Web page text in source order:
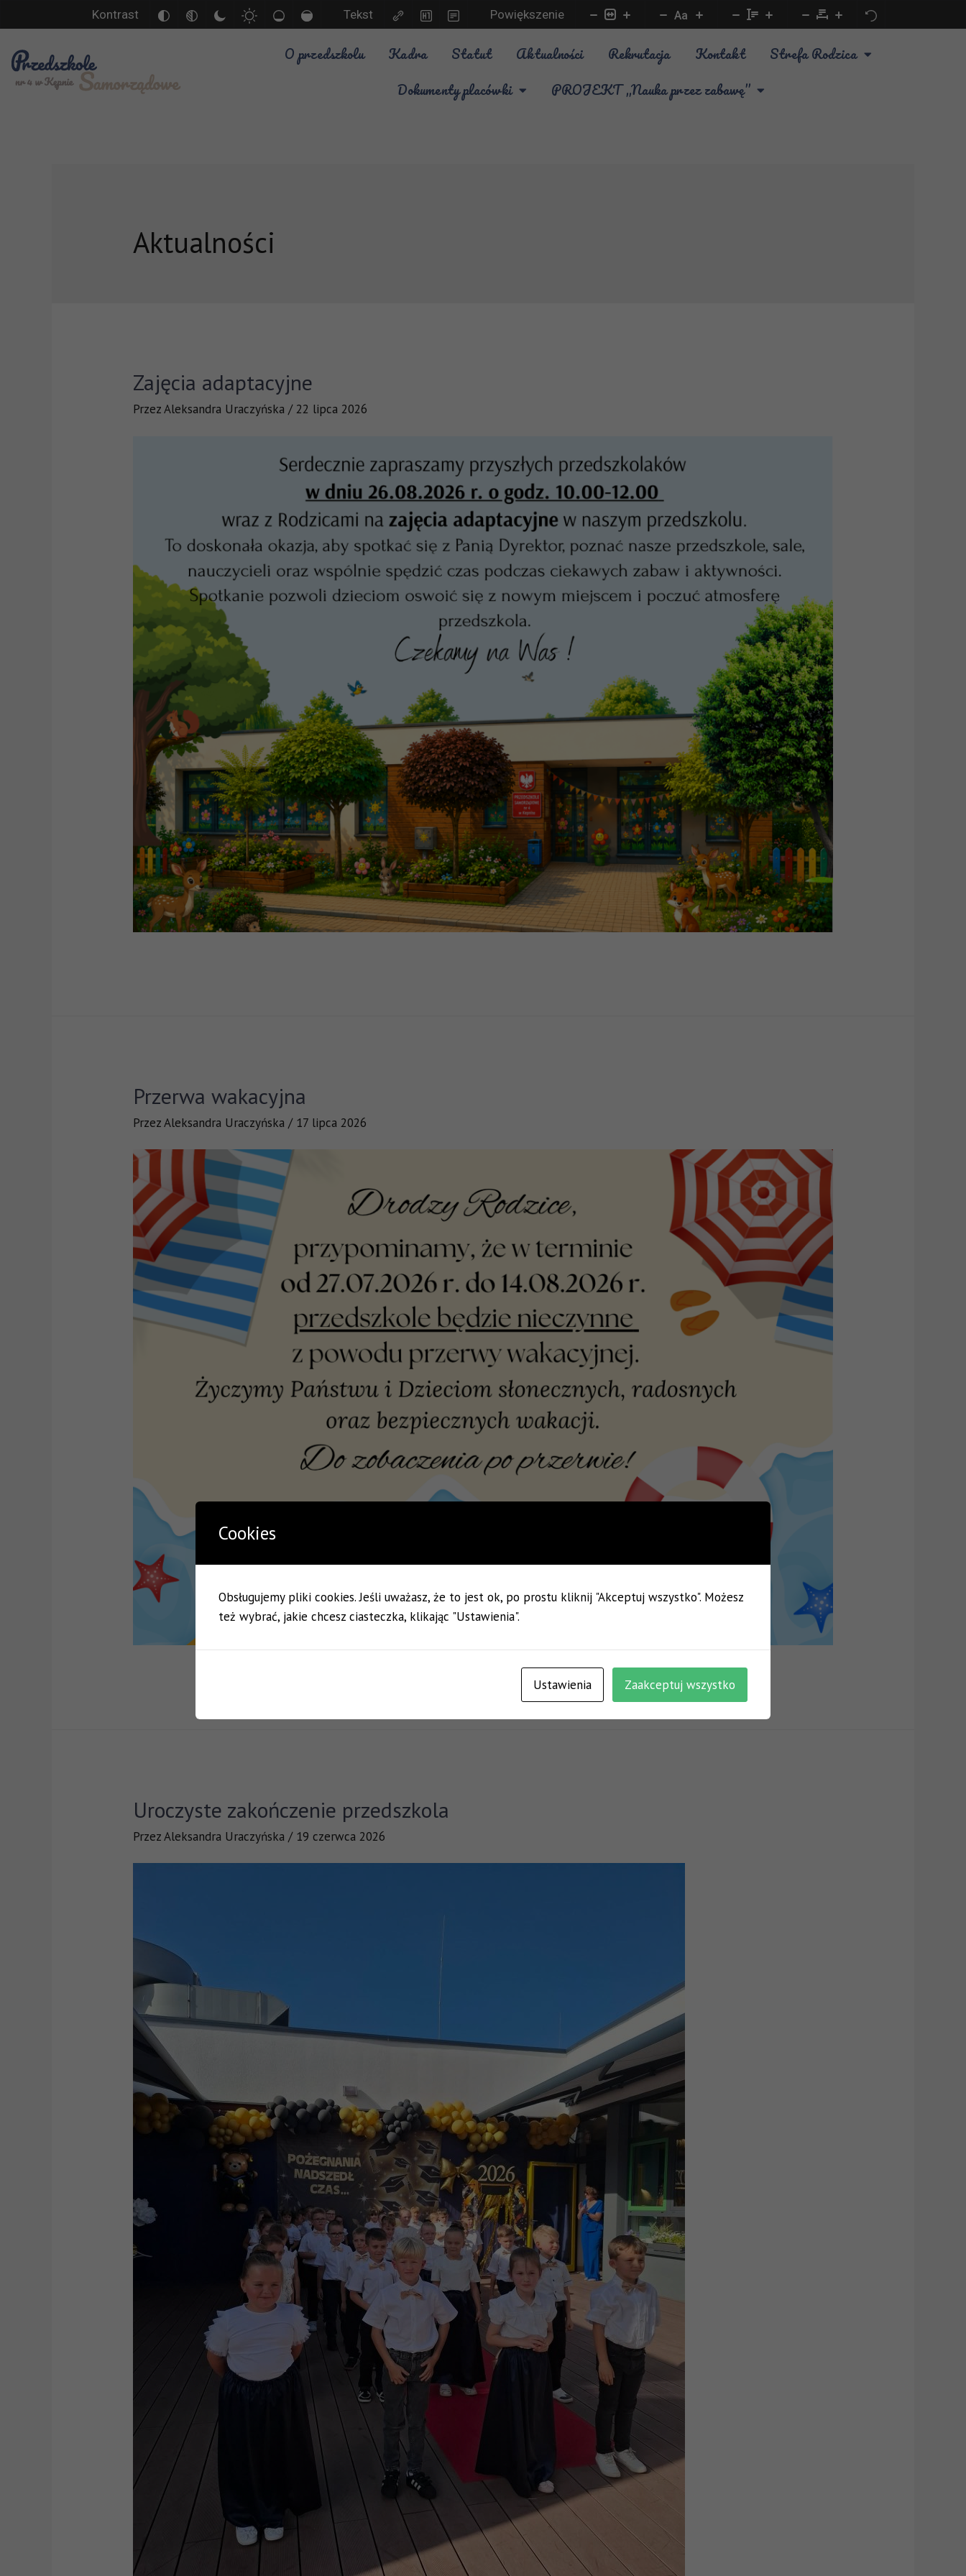
Kontrast Tekst Powiększenie Aa
O przedszkolu Kadra Statut Aktualności Rekrutacja Kontakt
Strefa Rodzica
Dokumenty placówki
PROJEKT „Nauka przez zabawę”
Aktualności
Zajęcia adaptacyjne
PrzezAleksandra Uraczyńska /22 lipca 2026
Przerwa wakacyjna
PrzezAleksandra Uraczyńska / 17 lipca 2026
Uroczyste zakończenie przedszkola
PrzezAleksandra Uraczyńska / 19 czerwca 2026
Cookies
Obsługujemy pliki cookies. Jeśli uważasz, że to jest ok, po prostu kliknij "Akceptuj wszystko". Możesz
też wybrać, jakie chcesz ciasteczka, klikając "Ustawienia".
Ustawienia Zaakceptuj wszystko